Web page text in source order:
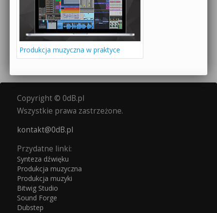
Produkcja muzyczna w praktyce
Copyright © 0dB.pl
Wszystkie prawa zastrzeżone.
kontakt@0dB.pl
Przydatne linki:
Synteza dźwięku
Produkcja muzyczna
Produkcja muzyki
Bitwig Studio
Sound Forge
Dubstep